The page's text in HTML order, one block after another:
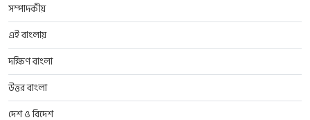
সম্পাদকীয়
এই বাংলায়
দক্ষিণ বাংলা
উত্তর বাংলা
দেশ ও বিদেশ